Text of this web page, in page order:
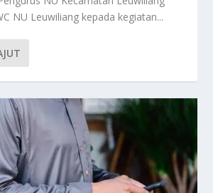
NU Leuwiliang kepada kegiatan...